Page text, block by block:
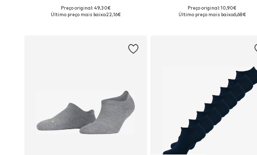
Tamanhos disponíveis: 35-38, 39-42
Preço original: 49,30€
Último preço mais baixo:22,16€
Preço original: 10,90€
Último preço mais baixo:6,68€